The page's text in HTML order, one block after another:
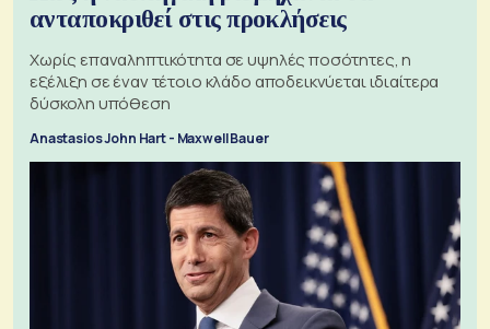
ανταποκριθεί στις προκλήσεις
Χωρίς επαναληπτικότητα σε υψηλές ποσότητες, η
εξέλιξη σε έναν τέτοιο κλάδο αποδεικνύεται ιδιαίτερα
δύσκολη υπόθεση
Anastasios John Hart - Maxwell Bauer